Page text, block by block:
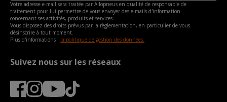
Votre adresse e-mail sera traitée par Allopneus en qualité de responsable de
traitement pour lui permettre de vous envoyer des e-mails d'information
concernant ses activités, produits et services.
Vous disposez des droits prévus par la règlementation, en particulier de vous
désinscrire à tout moment.
Plus d'informations : la politique de gestion des données.
Suivez nous sur les réseaux